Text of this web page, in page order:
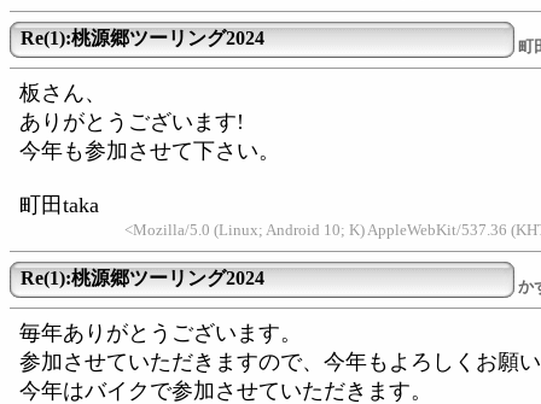
Re(1):桃源郷ツーリング2024 町
板さん、
ありがとうございます!
今年も参加させて下さい。
町田taka
<Mozilla/5.0 (Linux; Android 10; K) AppleWebKit/537.36
Re(1):桃源郷ツーリング2024 か
毎年ありがとうございます。
参加させていただきますので、今年もよろしくお願
今年はバイクで参加させていただきます。